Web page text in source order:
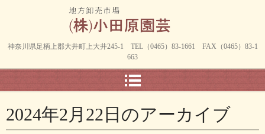
神奈川県足柄上郡大井町上大井245-1 TEL（0465）83-1661 FAX（0465）83-1
663
2024年2月22日 のアーカイブ